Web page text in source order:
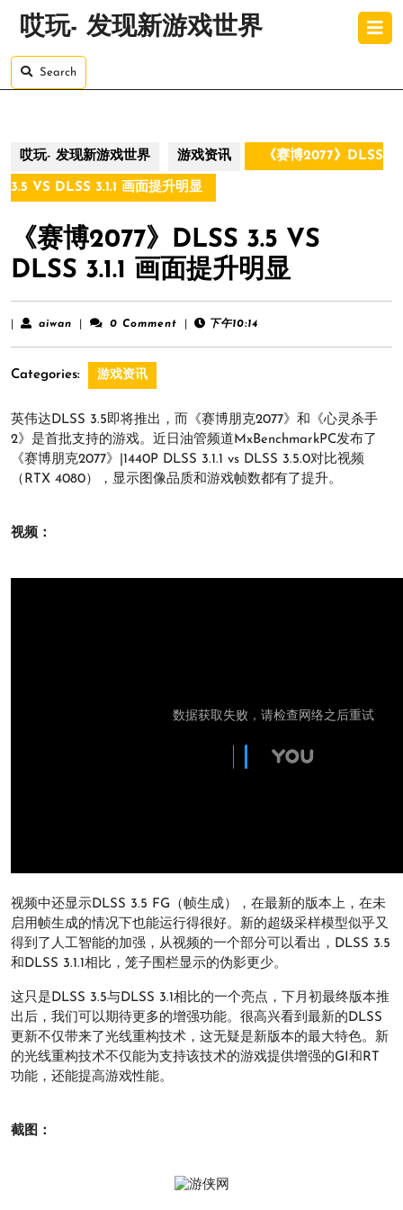
哎玩- 发现新游戏世界
Search
哎玩- 发现新游戏世界 游戏资讯 《赛博2077》DLSS
3.5 VS DLSS 3.1.1 画面提升明显
《赛博2077》DLSS 3.5 VS
DLSS 3.1.1 画面提升明显
aiwan aiwan 0 Comment 下午10:14
Categories: 游戏资讯
英伟达DLSS 3.5即将推出，而《赛博朋克2077》和《心灵杀手
2》是首批支持的游戏。近日油管频道MxBenchmarkPC发布了
《赛博朋克2077》|1440P DLSS 3.1.1 vs DLSS 3.5.0对比视频
（RTX 4080），显示图像品质和游戏帧数都有了提升。
视频：
视频中还显示DLSS 3.5 FG（帧生成），在最新的版本上，在未
启用帧生成的情况下也能运行得很好。新的超级采样模型似乎又
得到了人工智能的加强，从视频的一个部分可以看出，DLSS 3.5
和DLSS 3.1.1相比，笼子围栏显示的伪影更少。
这只是DLSS 3.5与DLSS 3.1相比的一个亮点，下月初最终版本推
出后，我们可以期待更多的增强功能。很高兴看到最新的DLSS
更新不仅带来了光线重构技术，这无疑是新版本的最大特色。新
的光线重构技术不仅能为支持该技术的游戏提供增强的GI和RT
功能，还能提高游戏性能。
截图：